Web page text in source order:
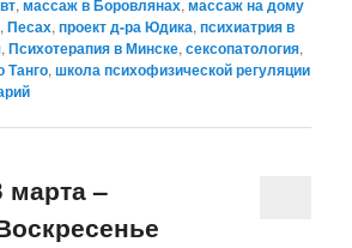
,Песах,проект д-ра Юдика,психиатрия в
,Психотерапия в Минске,сексопатология,
Танго,школа психофизической регуляции
марта –